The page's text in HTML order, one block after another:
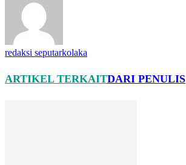
redaksi seputarkolaka
ARTIKEL TERKAITDARI PENULIS